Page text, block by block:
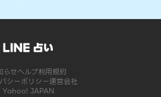
らせヘルプ利用規約
シーポリシー運営会社
Yahoo! JAPAN